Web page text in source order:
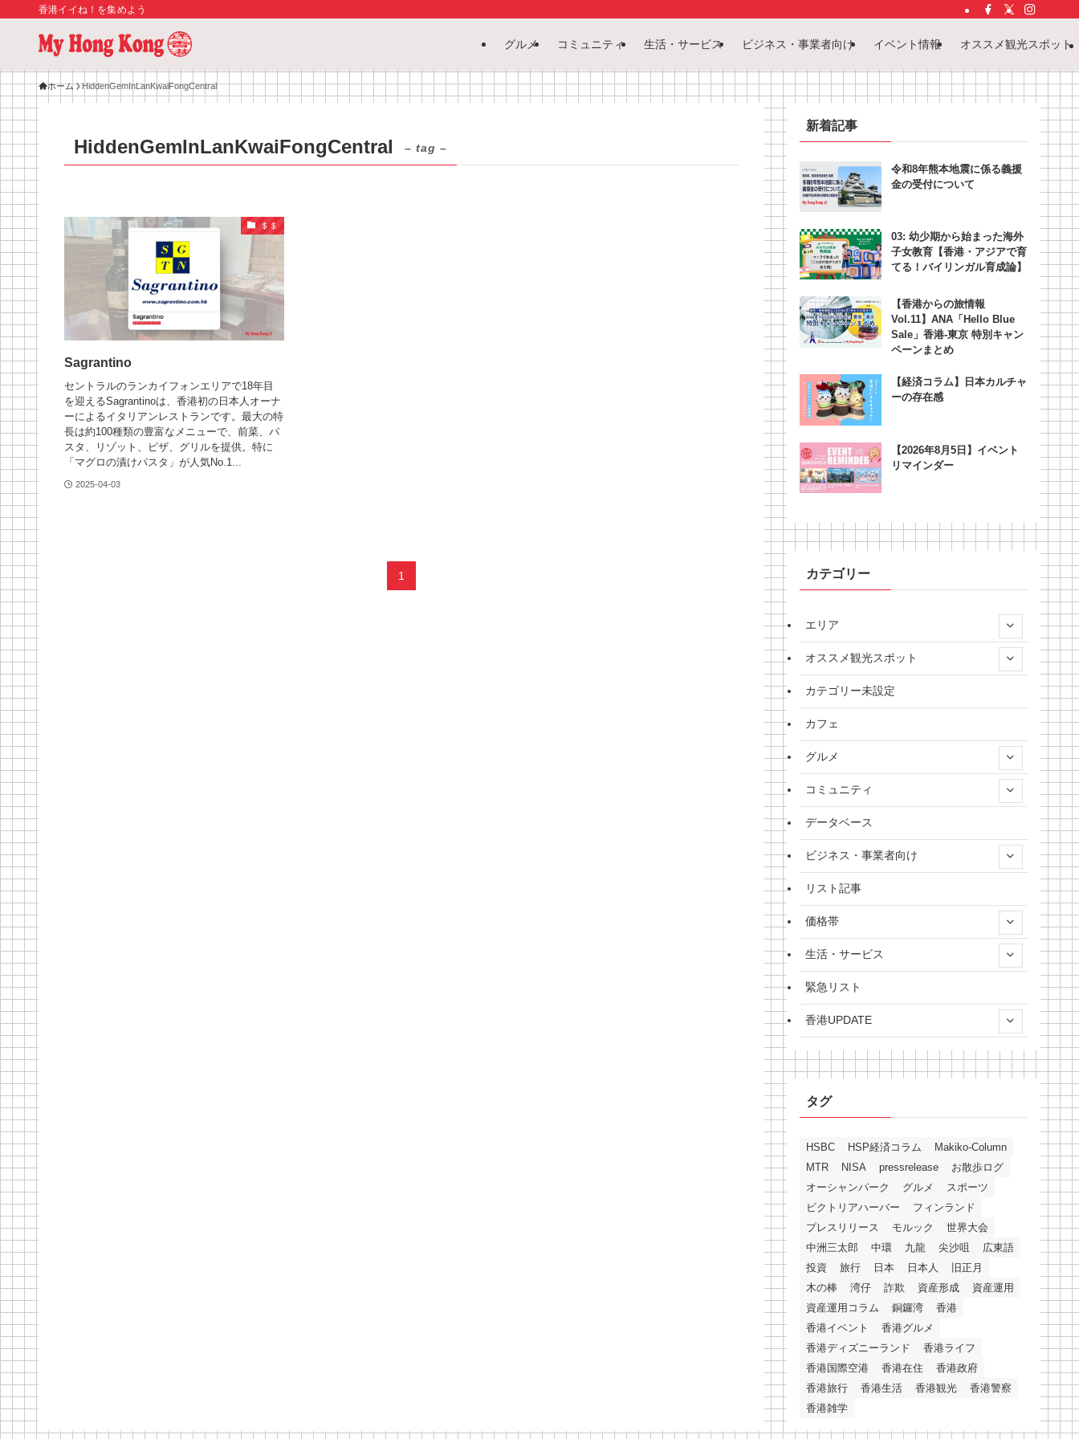
香港イイね！を集めよう
グルメ コミュニティ 生活・サービス ビジネス・事業者向け イベント情報 オススメ観光スポット
ホーム HiddenGemInLanKwaiFongCentral
HiddenGemInLanKwaiFongCentral – tag –
＄＄
Sagrantino
セントラルのランカイフォンエリアで18年目
を迎えるSagrantinoは、香港初の日本人オーナ
ーによるイタリアンレストランです。最大の特
長は約100種類の豊富なメニューで、前菜、パ
スタ、リゾット、ピザ、グリルを提供。特に
「マグロの漬けパスタ」が人気No.1...
2025-04-03
1
新着記事
令和8年熊本地震に係る義援
金の受付について
03: 幼少期から始まった海外
子女教育【香港・アジアで育
てる！バイリンガル育成論】
【香港からの旅情報
Vol.11】ANA「Hello Blue
Sale」香港‐東京 特別キャン
ペーンまとめ
【経済コラム】日本カルチャ
ーの存在感
【2026年8月5日】イベント
リマインダー
カテゴリー
エリア
オススメ観光スポット
カテゴリー未設定
カフェ
グルメ
コミュニティ
データベース
ビジネス・事業者向け
リスト記事
価格帯
生活・サービス
緊急リスト
香港UPDATE
タグ
HSBC HSP経済コラム
Makiko-Column
MTR
NISA pressrelease
お散歩ログ
オーシャンパーク
グルメ
スポーツ
ビクトリアハーバー
フィンランド
プレスリリース
モルック
世界大会
中洲三太郎
中環 九龍 尖沙咀
広東語
投資
旅行 日本 日本人
旧正月
木の棒
湾仔 詐欺 資産形成
資産運用
資産運用コラム
銅鑼湾
香港
香港イベント
香港グルメ
香港ディズニーランド
香港ライフ
香港国際空港
香港在住
香港政府
香港旅行
香港生活 香港観光
香港警察
香港雑学